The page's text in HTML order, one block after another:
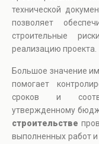
технической
позволяет
строительные
реализацию проекта.
Большое значение
помогает
сроков и
утвержденному
строительстве
выполненных работ